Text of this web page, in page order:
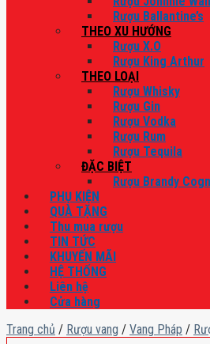
Rượu Ballantine’s
THEO XU HƯỚNG
Rượu X.O
Rượu King Arthur
THEO LOẠI
Rượu Whisky
Rượu Gin
Rượu Vodka
Rượu Rum
Rượu Tequila
ĐẶC BIỆT
Rượu Brandy
PHỤ KIỆN
QUÀ TẶNG
Thu mua rượu
TIN TỨC
KHUYẾN MÃI
HỆ THỐNG
Liên hệ
Cửa hàng
Trang chủ / Rượu vang / Vang Pháp /